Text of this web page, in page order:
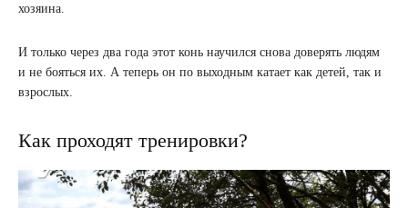
хозяина.
И только через два года этот конь научился снова доверять людям
и не бояться их. А теперь он по выходным катает как детей, так и
взрослых.
Как проходят тренировки?